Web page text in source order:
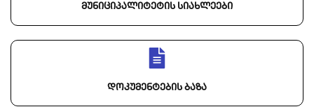
მუნიციპალიტეტის სიახლეები
დოკუმენტების ბაზა